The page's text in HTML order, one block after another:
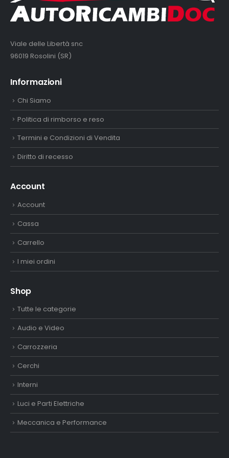
Viale delle Libertà snc
96019 Rosolini (SR)
Informazioni
Chi Siamo
Politica di rimborso e reso
Termini e Condizioni di Vendita
Diritto di recesso
Account
Account
Cassa
Carrello
I miei ordini
Shop
Tutte le categorie
Audio e Video
Carrozzeria
Cerchi
Interni
Luci e Parti Elettriche
Meccanica e Performance